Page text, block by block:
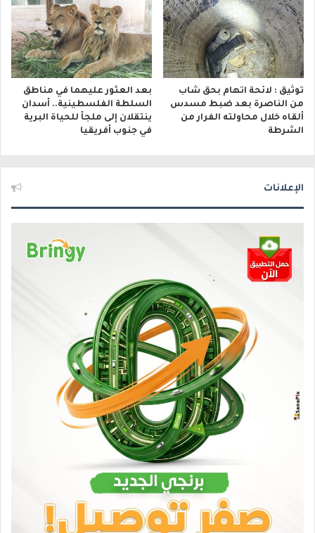
توثيق : لائحة اتهام بحق شاب
من الناصرة بعد ضبط مسدس
ألقاه خلال محاولته الفرار من
الشرطة
بعد العثور عليهما في مناطق
السلطة الفلسطينية.. أسدان
ينتقلان إلى ملجأ للحياة البرية
في جنوب أفريقيا
الإعلانات